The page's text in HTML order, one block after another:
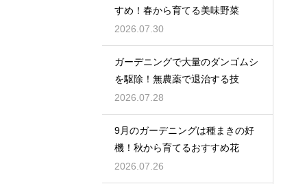
すめ！春から育てる美味野菜
2026.07.30
ガーデニングで大量のダンゴムシ
を駆除！無農薬で退治する技
2026.07.28
9月のガーデニングは種まきの好
機！秋から育てるおすすめ花
2026.07.26